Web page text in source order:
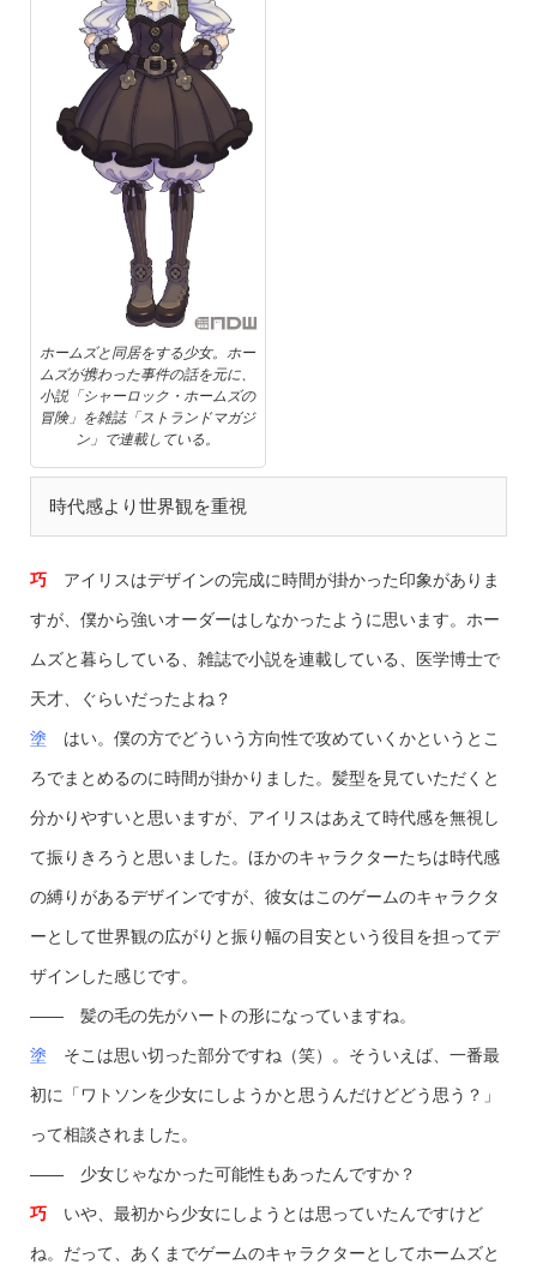
ホームズと同居をする少女。ホー
ムズが携わった事件の話を元に、
小説「シャーロック・ホームズの
冒険」を雑誌「ストランドマガジ
ン」で連載している。
時代感より世界観を重視
巧アイリスはデザインの完成に時間が掛かった印象がありま
すが、僕から強いオーダーはしなかったように思います。ホー
ムズと暮らしている、雑誌で小説を連載している、医学博士で
天才、ぐらいだったよね？
塗 はい。僕の方でどういう方向性で攻めていくかというとこ
ろでまとめるのに時間が掛かりました。髪型を見ていただくと
分かりやすいと思いますが、アイリスはあえて時代感を無視し
て振りきろうと思いました。ほかのキャラクターたちは時代感
の縛りがあるデザインですが、彼女はこのゲームのキャラクタ
ーとして世界観の広がりと振り幅の目安という役目を担ってデ
ザインした感じです。
—— 髪の毛の先がハートの形になっていますね。
塗 そこは思い切った部分ですね（笑）。そういえば、一番最
初に「ワトソンを少女にしようかと思うんだけどどう思う？」
って相談されました。
—— 少女じゃなかった可能性もあったんですか？
巧いや、最初から少女にしようとは思っていたんですけど
ね。だって、あくまでゲームのキャラクターとしてホームズと